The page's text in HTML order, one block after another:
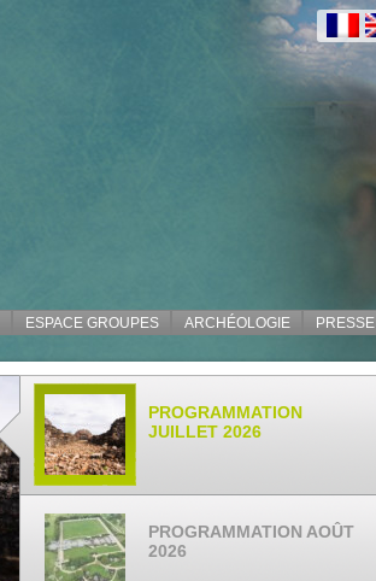
ESPACE GROUPES ARCHÉOLOGIE PRESSE
PROGRAMMATION
JUILLET 2026
PROGRAMMATION AOÛT
2026